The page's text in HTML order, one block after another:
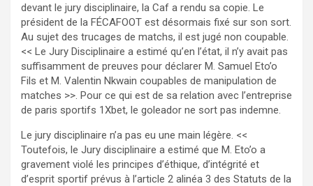
devant le jury disciplinaire, la Caf a rendu sa copie. Le
président de la FÉCAFOOT est désormais fixé sur son sort.
Au sujet des trucages de matchs, il est jugé non coupable.
<< Le Jury Disciplinaire a estimé qu’en l’état, il n’y avait pas
suffisamment de preuves pour déclarer M. Samuel Eto’o
Fils et M. Valentin Nkwain coupables de manipulation de
matches >>. Pour ce qui est de sa relation avec l’entreprise
de paris sportifs 1Xbet, le goleador ne sort pas indemne.
Le jury disciplinaire n’a pas eu une main légère. <<
Toutefois, le Jury disciplinaire a estimé que M. Eto’o a
gravement violé les principes d’éthique, d’intégrité et
d’esprit sportif prévus à l’article 2 alinéa 3 des Statuts de la